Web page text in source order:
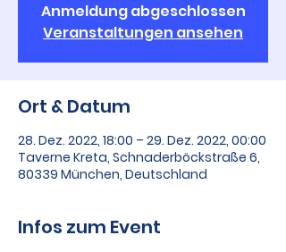
Anmeldung abgeschlossen
Veranstaltungen ansehen
Ort & Datum
28. Dez. 2022, 18:00 – 29. Dez. 2022, 00:00
Taverne Kreta, Schnaderböckstraße 6,
80339 München, Deutschland
Infos zum Event